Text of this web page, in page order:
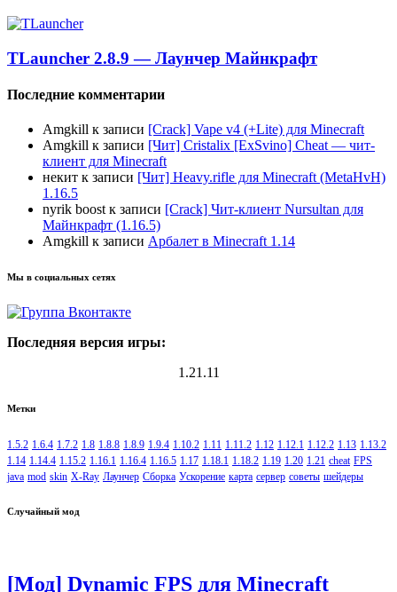
TLauncher 2.8.9 — Лаунчер Майнкрафт
Последние комментарии
Amgkill к записи [Crack] Vape v4 (+Lite) для Minecraft
Amgkill к записи [Чит] Cristalix [ExSvino] Cheat — чит-
клиент для Minecraft
некит к записи [Чит] Heavy.rifle для Minecraft (MetaHvH)
1.16.5
nyrik boost к записи [Crack] Чит-клиент Nursultan для
Майнкрафт (1.16.5)
Amgkill к записи Арбалет в Minecraft 1.14
Мы в социальных сетях
Последняя версия игры:
1.21.11
Метки
1.5.2 1.6.4 1.7.2 1.8 1.8.8 1.8.9 1.9.4 1.10.2 1.11 1.11.2 1.12 1.12.1 1.12.2 1.13 1.13.2
1.14 1.14.4 1.15.2 1.16.1 1.16.4 1.16.5 1.17 1.18.1 1.18.2 1.19 1.20 1.21 cheat FPS
java mod skin X-Ray Лаунчер Сборка Ускорение карта сервер советы шейдеры
Случайный мод
[Мод] Dynamic FPS для Minecraft